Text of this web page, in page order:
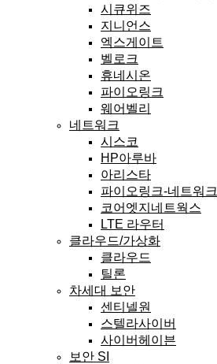
시큐위즈
지니언스
엑스게이트
벨로크
휴네시온
파이오링크
웨어벨리
네트워크
시스코
HP아루바
아리스타
파이오링크-네트워크
코어엣지네트웍스
LTE 라우터
클라우드/가상화
클라우드
틸론
차세대 보안
센티넬원
스텔라사이버
사이버헤이븐
보안 SI